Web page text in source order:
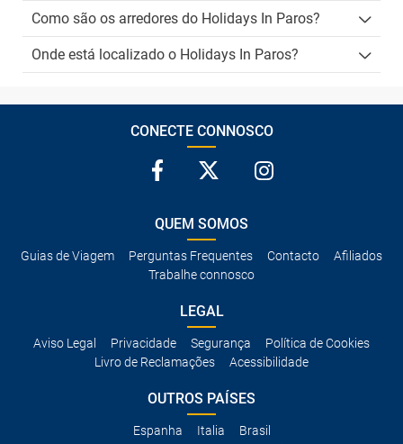
Como são os arredores do Holidays In Paros?
Onde está localizado o Holidays In Paros?
CONECTE CONNOSCO
QUEM SOMOS
Guias de Viagem Perguntas Frequentes Contacto
Afiliados
Trabalhe connosco
LEGAL
Aviso Legal Privacidade Segurança
Política de Cookies
Livro de Reclamações
Acessibilidade
OUTROS PAÍSES
Espanha Italia
Brasil